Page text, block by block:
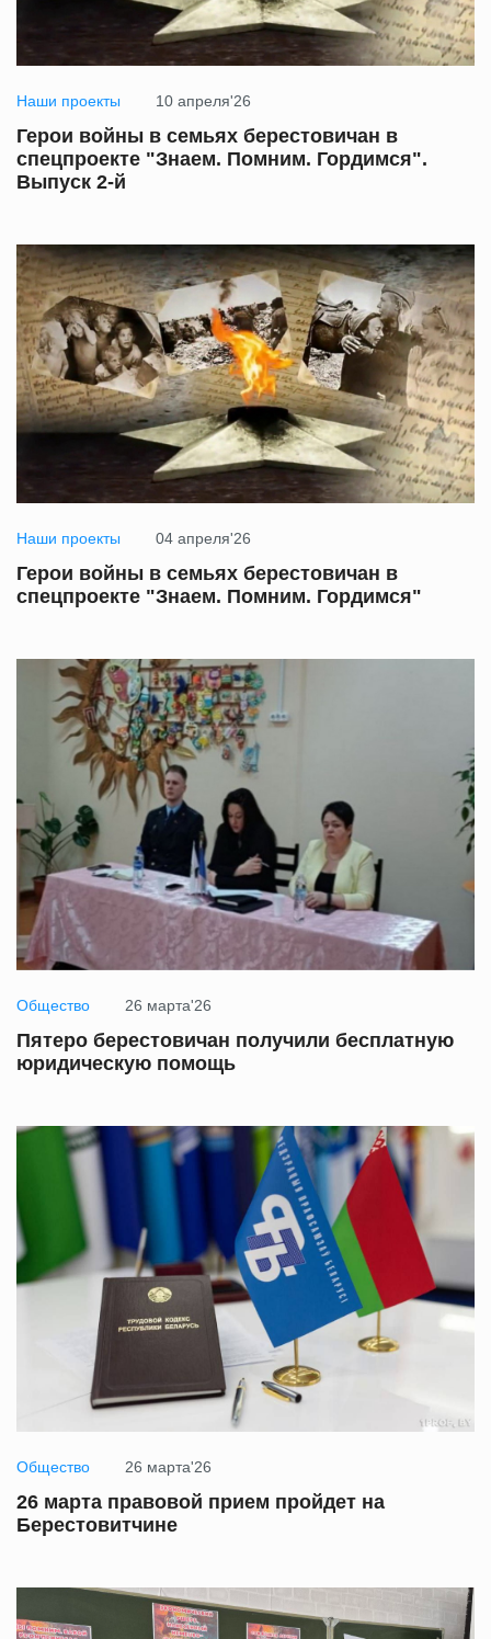
Наши проекты 10 апреля'26
Герои войны в семьях берестовичан в
спецпроекте "Знаем. Помним. Гордимся".
Выпуск 2-й
Наши проекты 04 апреля'26
Герои войны в семьях берестовичан в
спецпроекте "Знаем. Помним. Гордимся"
Общество 26 марта'26
Пятеро берестовичан получили бесплатную
юридическую помощь
Общество 26 марта'26
26 марта правовой прием пройдет на
Берестовитчине